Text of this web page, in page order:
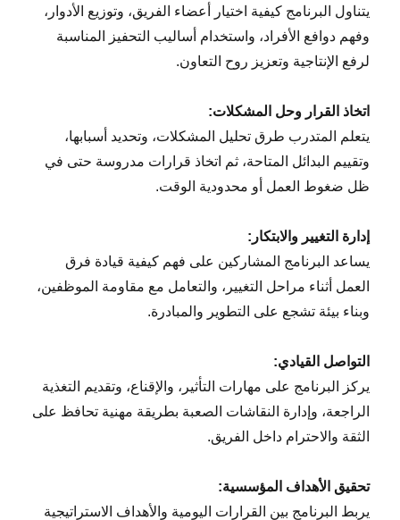
يتناول البرنامج كيفية اختيار أعضاء الفريق، وتوزيع الأدوار،
وفهم دوافع الأفراد، واستخدام أساليب التحفيز المناسبة
لرفع الإنتاجية وتعزيز روح التعاون.
اتخاذ القرار وحل المشكلات:
يتعلم المتدرب طرق تحليل المشكلات، وتحديد أسبابها،
وتقييم البدائل المتاحة، ثم اتخاذ قرارات مدروسة حتى في
ظل ضغوط العمل أو محدودية الوقت.
إدارة التغيير والابتكار:
يساعد البرنامج المشاركين على فهم كيفية قيادة فرق
العمل أثناء مراحل التغيير، والتعامل مع مقاومة الموظفين،
وبناء بيئة تشجع على التطوير والمبادرة.
التواصل القيادي:
يركز البرنامج على مهارات التأثير، والإقناع، وتقديم التغذية
الراجعة، وإدارة النقاشات الصعبة بطريقة مهنية تحافظ على
الثقة والاحترام داخل الفريق.
تحقيق الأهداف المؤسسية:
يربط البرنامج بين القرارات اليومية والأهداف الاستراتيجية